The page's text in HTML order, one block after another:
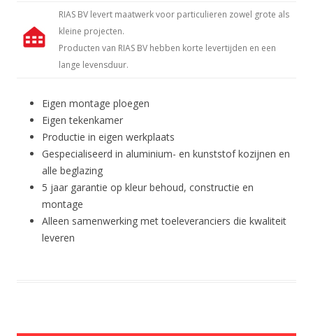
RIAS BV levert maatwerk voor particulieren zowel grote als
kleine projecten.
Producten van RIAS BV hebben korte levertijden en een
lange levensduur.
Eigen montage ploegen
Eigen tekenkamer
Productie in eigen werkplaats
Gespecialiseerd in aluminium- en kunststof kozijnen en
alle beglazing
5 jaar garantie op kleur behoud, constructie en
montage
Alleen samenwerking met toeleveranciers die kwaliteit
leveren